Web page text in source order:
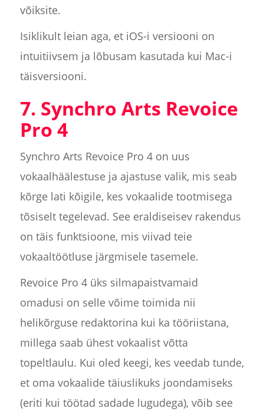
võiksite.
Isiklikult leian aga, et iOS-i versiooni on
intuitiivsem ja lõbusam kasutada kui Mac-i
täisversiooni.
7. Synchro Arts Revoice
Pro 4
Synchro Arts Revoice Pro 4 on uus
vokaalhäälestuse ja ajastuse valik, mis seab
kõrge lati kõigile, kes vokaalide tootmisega
tõsiselt tegelevad. See eraldiseisev rakendus
on täis funktsioone, mis viivad teie
vokaaltöötluse järgmisele tasemele.
Revoice Pro 4 üks silmapaistvamaid
omadusi on selle võime toimida nii
helikõrguse redaktorina kui ka tööriistana,
millega saab ühest vokaalist võtta
topeltlaulu. Kui oled keegi, kes veedab tunde,
et oma vokaalide täiuslikuks joondamiseks
(eriti kui töötad sadade lugudega), võib see